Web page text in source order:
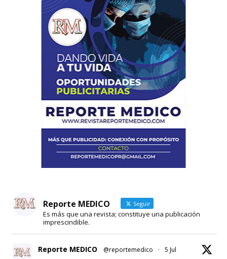
Reporte MEDICO Seguir
Es más que una revista; constituye una publicación
imprescindible.
Reporte MEDICO @reportemedico · 5 Jul